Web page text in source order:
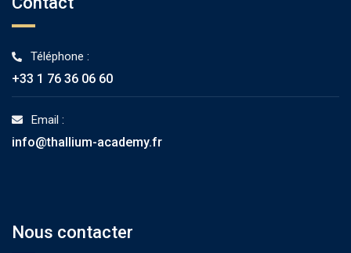
Téléphone :
+33 1 76 36 06 60
Email :
info@thallium-academy.fr
Nous contacter